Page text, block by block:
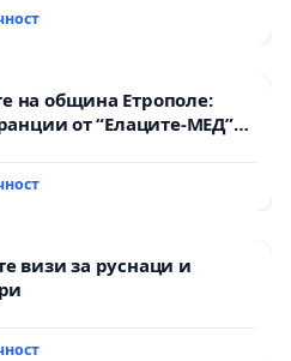
на община Етрополе:
от “Елаците-МЕД”
се изпълнят всички
визи за руснаци и